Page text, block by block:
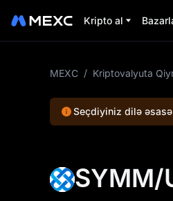
Kripto al
MEXC / Kriptovalyuta
Seçdiyiniz dilə
SYMM/